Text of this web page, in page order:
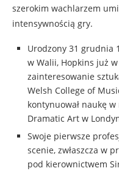
szerokim wachlarzem
intensywnością gry.
Urodzony 31 grudnia
w Walii, Hopkins już
zainteresowanie
Welsh College of
kontynuował naukę
Dramatic Art w
Swoje pierwsze
scenie, zwłaszcza w
pod kierownictwem